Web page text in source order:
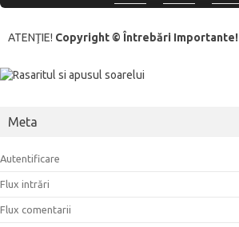
ATENŢIE! Copyright © Întrebări Importante!
Meta
Autentificare
Flux intrări
Flux comentarii